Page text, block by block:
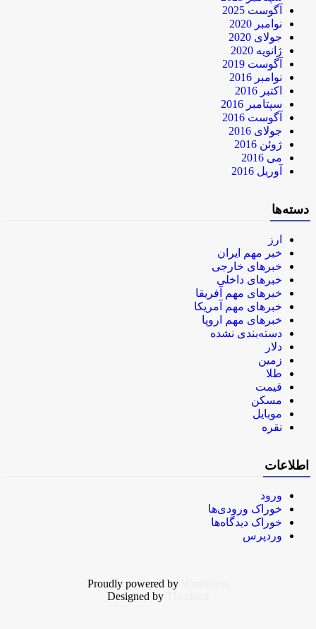
آگوست 2025
نوامبر 2020
جولای 2020
ژانویه 2020
آگوست 2019
نوامبر 2016
اکتبر 2016
سپتامبر 2016
آگوست 2016
جولای 2016
ژوئن 2016
می 2016
آوریل 2016
دسته‌ها
ارز
خبر مهم ایران
خبرهای خارجی
خبرهای داخلی
خبرهای مهم آفریقا
خبرهای مهم آمریکا
خبرهای مهم اروپا
دسته‌بندی نشده
دلار
زمین
طلا
قیمت
مسکن
موبایل
نقره
اطلاعات
ورود
خوراک ورودی‌ها
خوراک دیدگاه‌ها
وردپرس
Proudly powered by
Designed by